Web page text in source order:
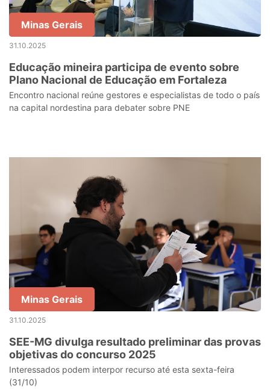
Minas Gerais
31.10.2025
Educação mineira participa de evento sobre
Plano Nacional de Educação em Fortaleza
Encontro nacional reúne gestores e especialistas de todo o país
na capital nordestina para debater sobre PNE
Minas Gerais
31.10.2025
​SEE-MG divulga resultado preliminar das provas
objetivas do concurso 2025
Interessados podem interpor recurso até esta sexta-feira
(31/10)